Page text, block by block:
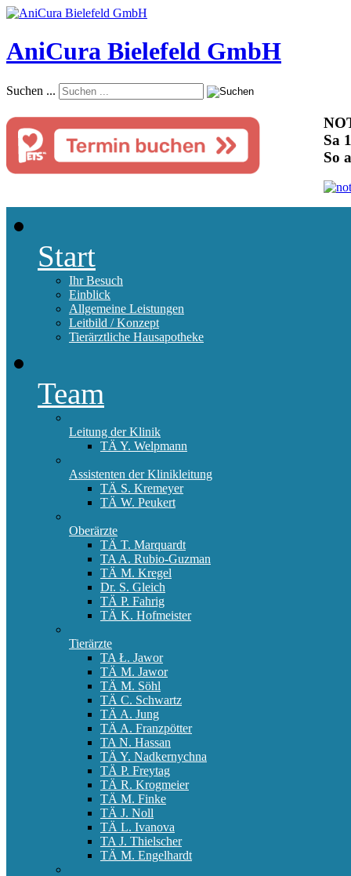
AniCura Bielefeld GmbH
Suchen ...
Sa
So
Start
Ihr Besuch
Einblick
Allgemeine Leistungen
Leitbild / Konzept
Tierärztliche Hausapotheke
Team
Leitung der Klinik
TÄ Y. Welpmann
Assistenten der Klinikleitung
TÄ S. Kremeyer
TÄ W. Peukert
Oberärzte
TÄ T. Marquardt
TA A. Rubio-Guzman
TÄ M. Kregel
Dr. S. Gleich
TÄ P. Fahrig
TÄ K. Hofmeister
Tierärzte
TA Ł. Jawor
TÄ M. Jawor
TÄ M. Söhl
TÄ C. Schwartz
TÄ A. Jung
TÄ A. Franzpötter
TA N. Hassan
TÄ Y. Nadkernychna
TÄ P. Freytag
TÄ R. Krogmeier
TÄ M. Finke
TÄ J. Noll
TÄ L. Ivanova
TA J. Thielscher
TÄ M. Engelhardt